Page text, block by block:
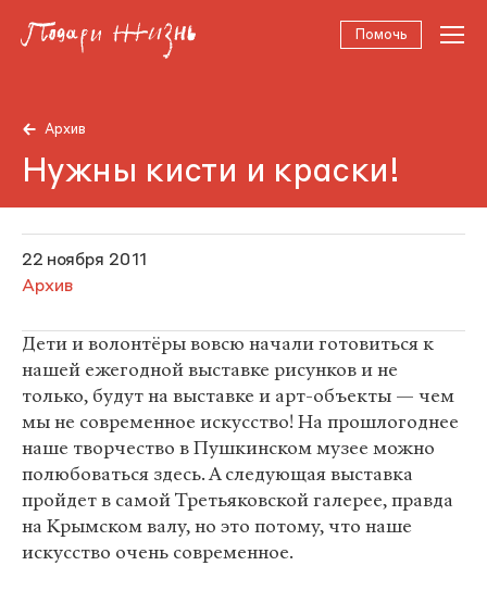
Помочь
Архив
Нужны кисти и краски!
22 ноября 2011
Архив
Дети и волонтёры вовсю начали готовиться к
нашей ежегодной выставке рисунков и не
только, будут на выставке и арт-объекты — чем
мы не современное искусство! На прошлогоднее
наше творчество в Пушкинском музее можно
полюбоваться здесь. А следующая выставка
пройдет в самой Третьяковской галерее, правда
на Крымском валу, но это потому, что наше
искусство очень современное.